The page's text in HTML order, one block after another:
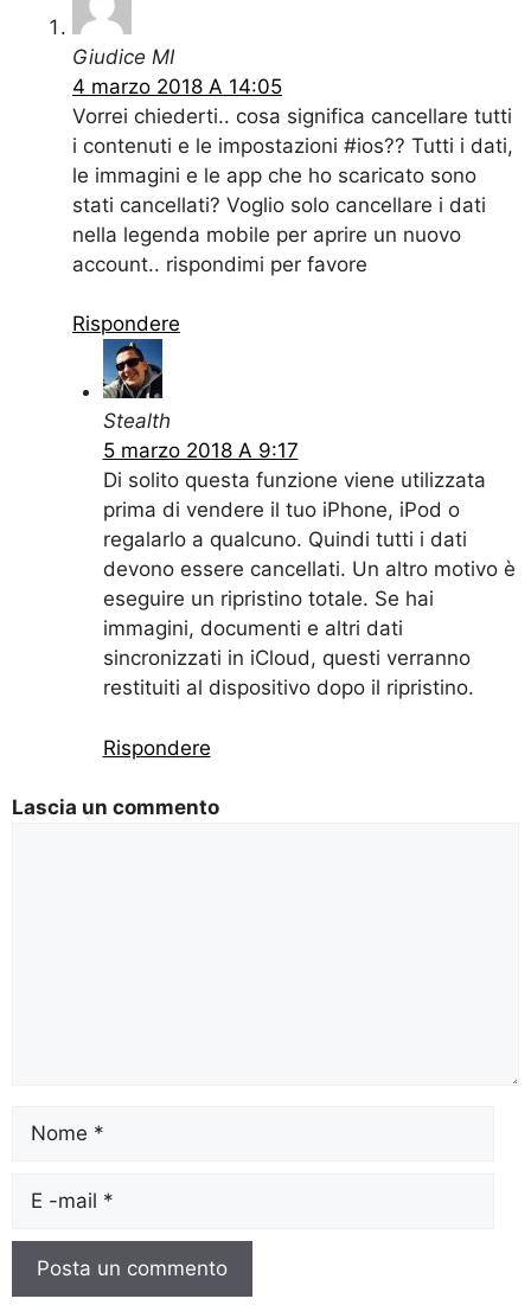
Giudice MI
4 marzo 2018 A 14:05
Vorrei chiederti.. cosa significa cancellare tutti
i contenuti e le impostazioni #ios?? Tutti i dati,
le immagini e le app che ho scaricato sono
stati cancellati? Voglio solo cancellare i dati
nella legenda mobile per aprire un nuovo
account.. rispondimi per favore
Rispondere
Stealth
5 marzo 2018 A 9:17
Di solito questa funzione viene utilizzata
prima di vendere il tuo iPhone, iPod o
regalarlo a qualcuno. Quindi tutti i dati
devono essere cancellati. Un altro motivo è
eseguire un ripristino totale. Se hai
immagini, documenti e altri dati
sincronizzati in iCloud, questi verranno
restituiti al dispositivo dopo il ripristino.
Rispondere
Lascia un commento
Nome